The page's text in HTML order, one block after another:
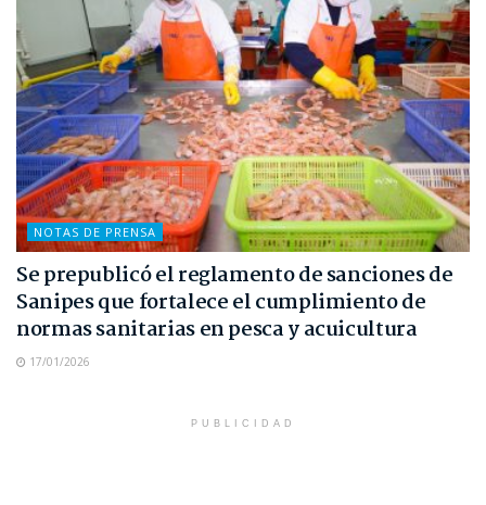
NOTAS DE PRENSA
Se prepublicó el reglamento de sanciones de
Sanipes que fortalece el cumplimiento de
normas sanitarias en pesca y acuicultura
17/01/2026
PUBLICIDAD